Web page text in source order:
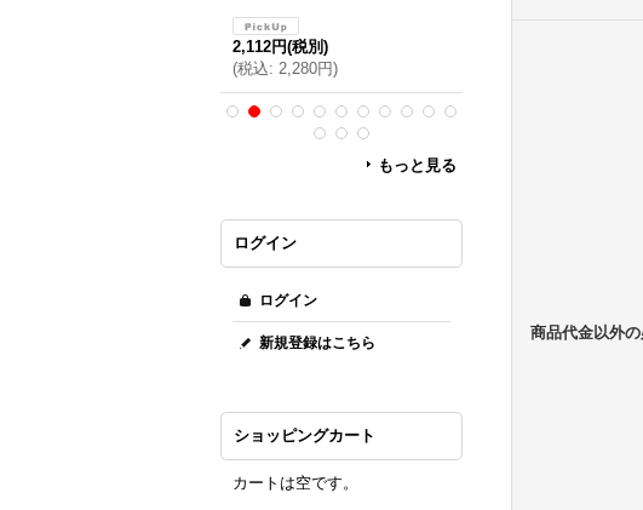
2,112円(税別)
(税込: 2,280円)
もっと見る
ログイン
ログイン
新規登録はこちら
ショッピングカート
カートは空です。
商品代金以外